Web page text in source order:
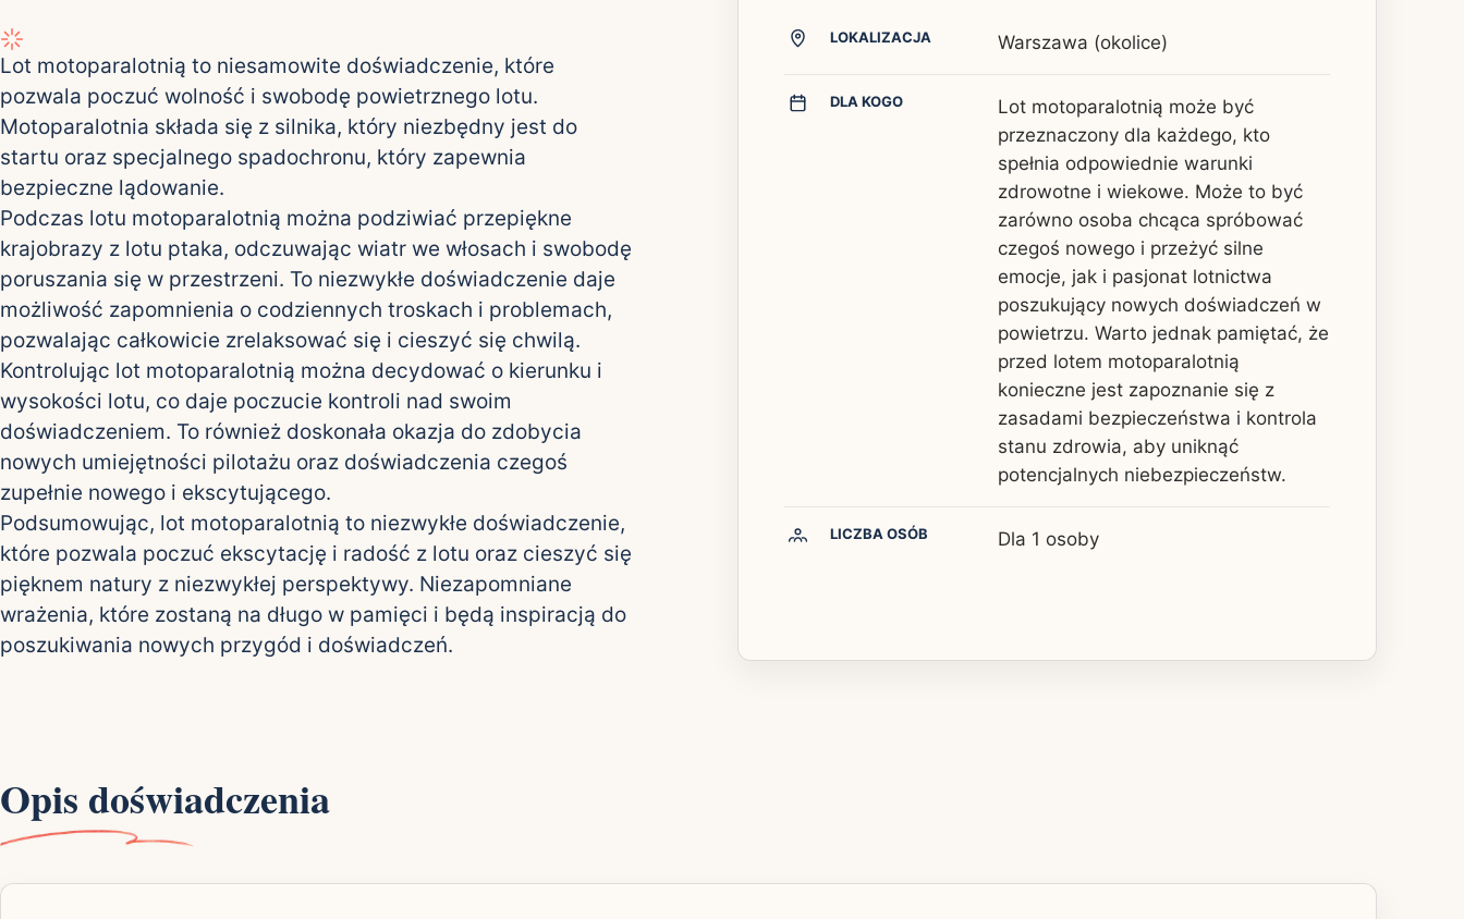
Lot motoparalotnią to niesamowite doświadczenie, które
pozwala poczuć wolność i swobodę powietrznego lotu.
Motoparalotnia składa się z silnika, który niezbędny jest do
startu oraz specjalnego spadochronu, który zapewnia
bezpieczne lądowanie.
Podczas lotu motoparalotnią można podziwiać przepiękne
krajobrazy z lotu ptaka, odczuwając wiatr we włosach i swobodę
poruszania się w przestrzeni. To niezwykłe doświadczenie daje
możliwość zapomnienia o codziennych troskach i problemach,
pozwalając całkowicie zrelaksować się i cieszyć się chwilą.
Kontrolując lot motoparalotnią można decydować o kierunku i
wysokości lotu, co daje poczucie kontroli nad swoim
doświadczeniem. To również doskonała okazja do zdobycia
nowych umiejętności pilotażu oraz doświadczenia czegoś
zupełnie nowego i ekscytującego.
Podsumowując, lot motoparalotnią to niezwykłe doświadczenie,
które pozwala poczuć ekscytację i radość z lotu oraz cieszyć się
pięknem natury z niezwykłej perspektywy. Niezapomniane
wrażenia, które zostaną na długo w pamięci i będą inspiracją do
poszukiwania nowych przygód i doświadczeń.
LOKALIZACJA Warszawa (okolice)
DLA KOGO
Lot motoparalotnią może być
przeznaczony dla każdego, kto
spełnia odpowiednie warunki
zdrowotne i wiekowe. Może to być
zarówno osoba chcąca spróbować
czegoś nowego i przeżyć silne
emocje, jak i pasjonat lotnictwa
poszukujący nowych doświadczeń w
powietrzu. Warto jednak pamiętać, że
przed lotem motoparalotnią
konieczne jest zapoznanie się z
zasadami bezpieczeństwa i kontrola
stanu zdrowia, aby uniknąć
potencjalnych niebezpieczeństw.
LICZBA OSÓB Dla 1 osoby
Opis doświadczenia